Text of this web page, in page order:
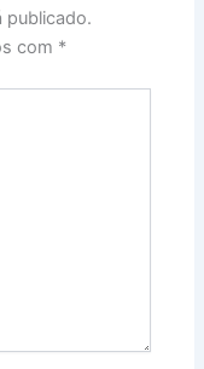
publicado.
com *